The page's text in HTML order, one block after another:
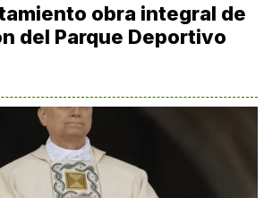
obra integral de
del Parque Deportivo